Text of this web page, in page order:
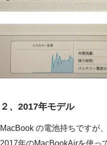
２、2017年モデル
MacBook の電池持ちですが、